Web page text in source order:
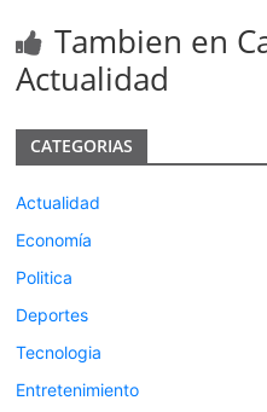
Tambien en
Actualidad
CATEGORIAS
Actualidad
Economía
Politica
Deportes
Tecnologia
Entretenimiento